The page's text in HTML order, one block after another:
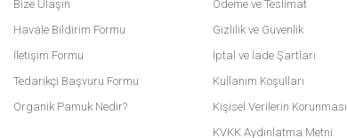
Bize Ulaşın
Havale Bildirim Formu
İletişim Formu
Tedarikçi Başvuru Formu
Organik Pamuk Nedir?
Ödeme ve Teslimat
Gizlilik ve Güvenlik
İptal ve İade Şartları
Kullanım Koşulları
Kişisel Verilerin Korunması
KVKK Aydınlatma Metni